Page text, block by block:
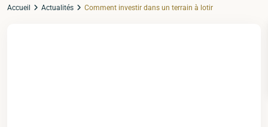
Accueil Actualités Comment investir dans un terrain à lotir